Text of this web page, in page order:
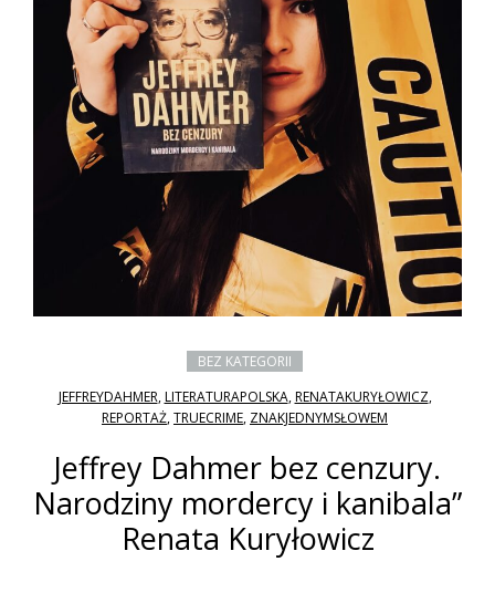
BEZ KATEGORII
JEFFREYDAHMER,LITERATURAPOLSKA,RENATAKURYŁOWICZ,
REPORTAŻ,TRUECRIME, ZNAKJEDNYMSŁOWEM
Jeffrey Dahmer bez cenzury.
Narodziny mordercy i kanibala”
Renata Kuryłowicz